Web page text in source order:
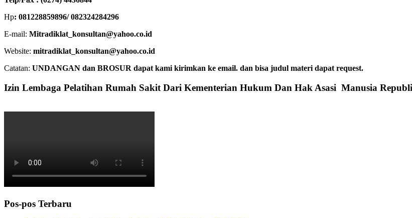
Hp: 081228859896/ 082324284296
E-mail: Mitradiklat_konsultan@yahoo.co.id
Website: mitradiklat_konsultan@yahoo.co.id
Catatan: UNDANGAN dan BROSUR dapat kami kirimkan ke email. dan bisa judul materi dapat request.
Izin Lembaga Pelatihan Rumah Sakit Dari Kementerian Hukum Dan Hak Asasi Manusia
Pos-pos Terbaru